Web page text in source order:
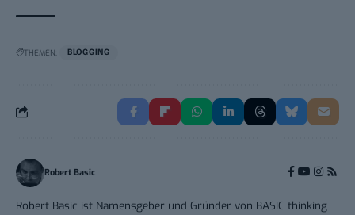
THEMEN: BLOGGING
Robert Basic
Robert Basic ist Namensgeber und Gründer von BASIC thinking